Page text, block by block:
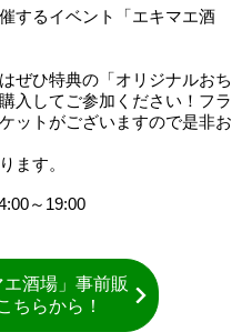
するイベント「エキマエ酒
ぜひ特典の「オリジナルおち
入してご参加ください！フラ
ットがございますので是非お
ます。
～19:00
エ酒場」事前販
ちらから！